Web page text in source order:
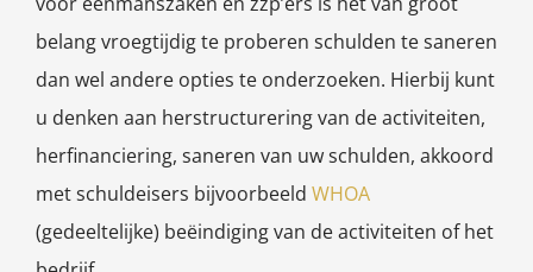
belang vroegtijdig te proberen schulden te saneren
dan wel andere opties te onderzoeken. Hierbij kunt
u denken aan herstructurering van de activiteiten,
herfinanciering, saneren van uw schulden, akkoord
met schuldeisers bijvoorbeeld WHOA
(gedeeltelijke) beëindiging van de activiteiten of het